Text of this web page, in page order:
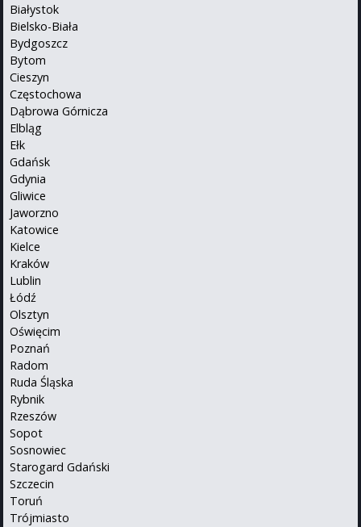
Białystok
Bielsko-Biała
Bydgoszcz
Bytom
Cieszyn
Częstochowa
Dąbrowa Górnicza
Elbląg
Ełk
Gdańsk
Gdynia
Gliwice
Jaworzno
Katowice
Kielce
Kraków
Lublin
Łódź
Olsztyn
Oświęcim
Poznań
Radom
Ruda Śląska
Rybnik
Rzeszów
Sopot
Sosnowiec
Starogard Gdański
Szczecin
Toruń
Trójmiasto